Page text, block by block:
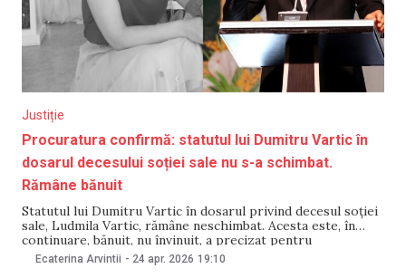
Justiție
Procuratura confirmă: statutul lui Dumitru Vartic în
dosarul decesului soției sale nu s-a schimbat.
Rămâne bănuit
Statutul lui Dumitru Vartic în dosarul privind decesul soției
sale, Ludmila Vartic, rămâne neschimbat. Acesta este, în
continuare, bănuit, nu învinuit, a precizat pentru
NewsMaker purtătoarea de cuvânt a Procuraturii Generale,
Violina Moraru. Precizările vin după declarațiile făcute pe 22
Ecaterina Arvintii - 24 apr. 2026 19:10